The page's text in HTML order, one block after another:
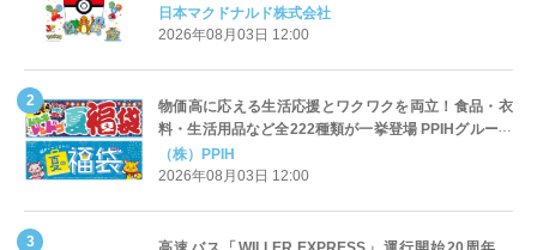
定登場
日本マクドナルド株式会社
2026年08月03日 12:00
物価高に応える生活応援とワクワクを両立！食品・衣
料・生活用品など全222種類が一挙登場 PPIHグループ
「夏福袋」＆セール 8月6日(木)より順次スタート
（株）PPIH
2026年08月03日 12:00